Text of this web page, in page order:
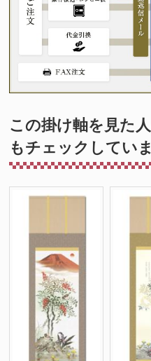
この掛け軸を見た
もチェックしてい